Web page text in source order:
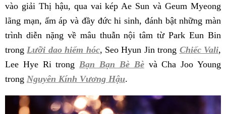
vào giải Thị hậu, qua vai kép Ae Sun và Geum Myeong
lãng mạn, ấm áp và đầy đức hi sinh, đánh bật những màn
trình diễn nặng về mâu thuẫn nội tâm từ Park Eun Bin
trong Lưỡi dao hiểm hóc, Seo Hyun Jin trong Chiếc Vali,
Lee Hye Ri trong Bạn Bạn Bè Bèvà Cha Joo Young
trong Nguyên Kính Vương Hậu.